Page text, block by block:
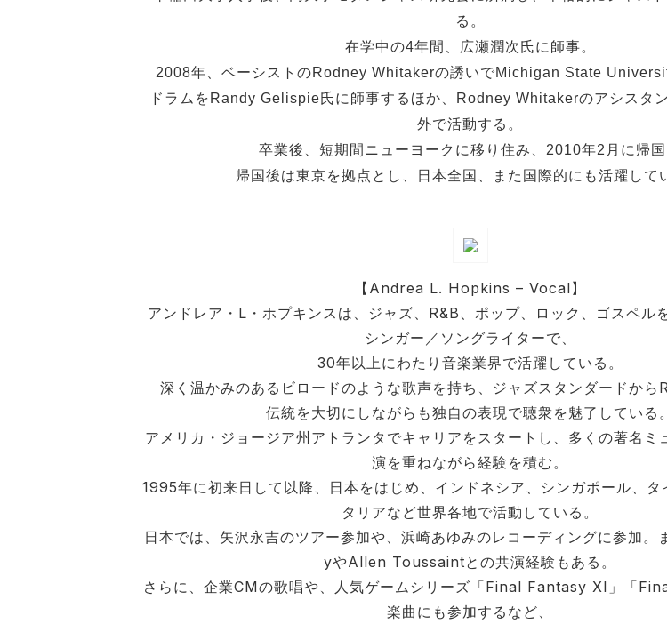
る。
在学中の4年間、広瀬潤次氏に師事。
2008年、ベーシストのRodney Whitakerの誘いでMichigan State
ドラムをRandy Gelispie氏に師事するほか、Rodney Whitakerのアシスタ
外で活動する。
卒業後、短期間ニューヨークに移り住み、2010年2月に帰国
帰国後は東京を拠点とし、日本全国、また国際的にも活躍して
【Andrea L. Hopkins – Vocal】
アンドレア・L・ホプキンスは、ジャズ、R&B、ポップ、ロック、ゴスペル
シンガー／ソングライターで、
30年以上にわたり音楽業界で活躍している。
深く温かみのあるビロードのような歌声を持ち、ジャズスタンダードから
伝統を大切にしながらも独自の表現で聴衆を魅了している。
アメリカ・ジョージア州アトランタでキャリアをスタートし、多くの著名ミ
演を重ねながら経験を積む。
1995年に初来日して以降、日本をはじめ、インドネシア、シンガポール、タ
タリアなど世界各地で活動している。
日本では、矢沢永吉のツアー参加や、浜崎あゆみのレコーディングに参加
yやAllen Toussaintとの共演経験もある。
さらに、企業CMの歌唱や、人気ゲームシリーズ「Final Fantasy XI」「
楽曲にも参加するなど、